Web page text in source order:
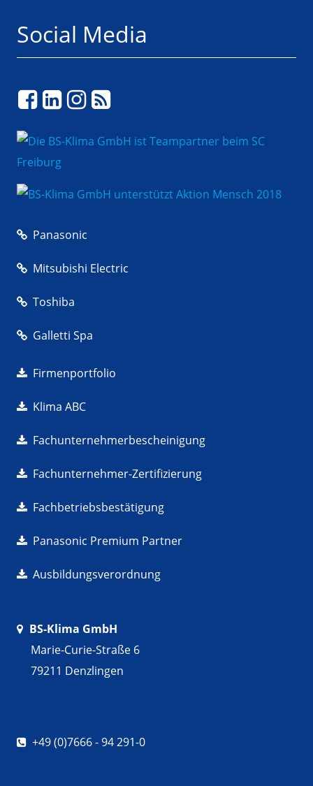
Social Media
Panasonic
Mitsubishi Electric
Toshiba
Galletti Spa
Firmenportfolio
Klima ABC
Fachunternehmerbescheinigung
Fachunternehmer-Zertifizierung
Fachbetriebsbestätigung
Panasonic Premium Partner
Ausbildungsverordnung
BS-Klima GmbH
Marie-Curie-Straße 6
79211 Denzlingen
+49 (0)7666 - 94 291-0